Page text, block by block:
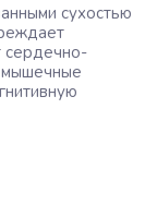
сухостью
сердечно-
мышечные